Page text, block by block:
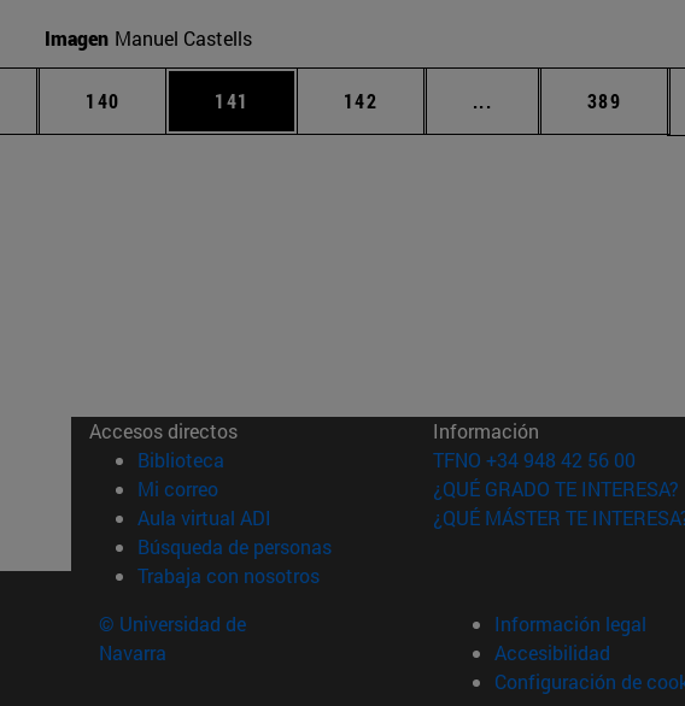
Imagen Manuel Castells
Páginas intermedias Use TAB para desplazarse.
Página
140 Página
141 Página
142 ... Páginas Página
389
Accesos directos
Biblioteca (abre en nueva ventana)
Mi correo(abre en nueva ventana)
Aula virtual ADI (abre en nueva ventana)
Búsqueda de personas(abre en nueva ventana)
Trabaja con nosotros(abre en nueva ventana)
Información
TFNO +34 948 42 56 00
¿QUÉ GRADO TE INTERESA?
¿QUÉ MÁSTER TE
© Universidad de
Navarra
Información legal
Accesibilidad
Configuración de